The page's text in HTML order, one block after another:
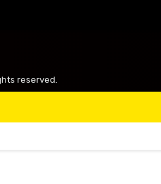
reserved.